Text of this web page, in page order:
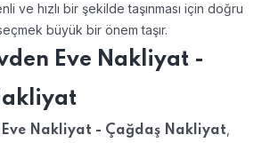
ve hızlı bir şekilde taşınması için doğru
büyük bir önem taşır.
Eve Nakliyat -
Eve Nakliyat - Çağdaş Nakliyat